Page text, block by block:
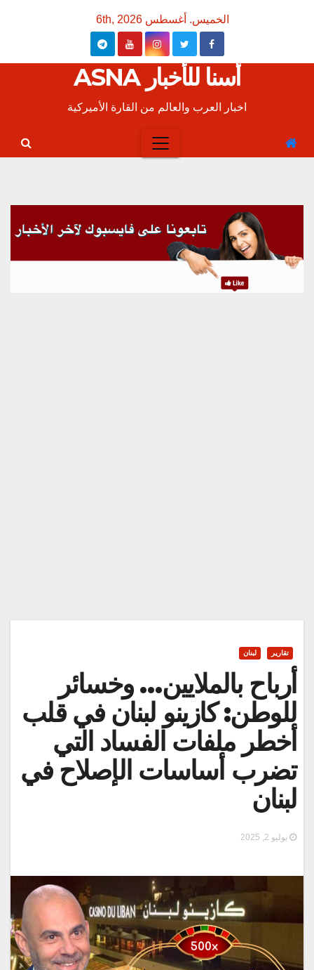
الخميس. أغسطس 6th, 2026
أسنا للأخبار ASNA
اخبار العرب والعالم من القارة الأميركية
تقارير لبنان
أرباح بالملايين… وخسائر
للوطن: كازينو لبنان في قلب
أخطر ملفات الفساد التي
تضرب أساسات الإصلاح في
لبنان
يوليو 2, 2025